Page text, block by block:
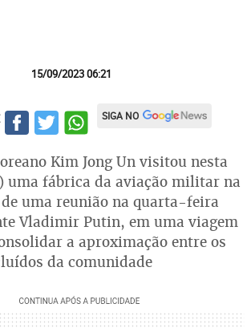
15/09/2023 06:21
SIGA NO
Kim Jong Un visitou nesta
uma fábrica da aviação militar na
uma reunião na quarta-feira
Vladimir Putin, em uma viagem
a aproximação entre os
da comunidade